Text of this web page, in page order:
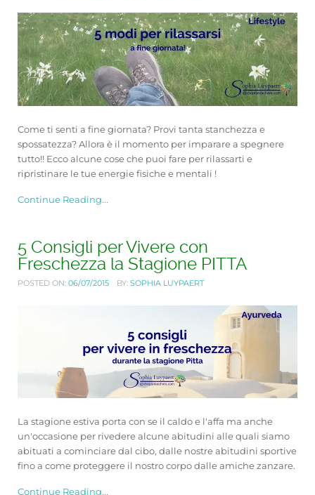
Come ti senti a fine giornata? Provi tanta stanchezza e
spossatezza? Allora è il momento per imparare a spegnere
tutto!! Ecco alcune cose che puoi fare per rilassarti e
ripristinare le tue energie fisiche e mentali !
Continue Reading...
5 Consigli per Vivere con
Freschezza la Stagione PITTA
POSTED ON: 06/07/2015 BY: SOPHIA LUYPAERT
La stagione estiva porta con se il caldo e l'affa ma anche
un'occasione per rivedere alcune abitudini alle quali siamo
abituati a cominciare dal cibo, dalle nostre abitudini sportive
fino a come proteggere il nostro corpo dalle amiche zanzare.
Continue Reading...